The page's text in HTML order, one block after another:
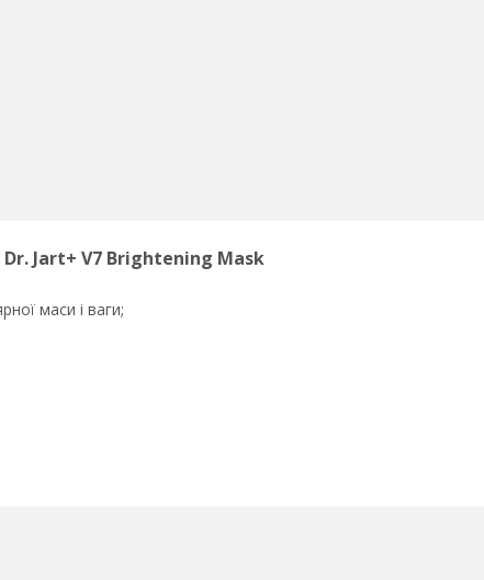
Jart+ V7 Brightening Mask
маси і ваги;